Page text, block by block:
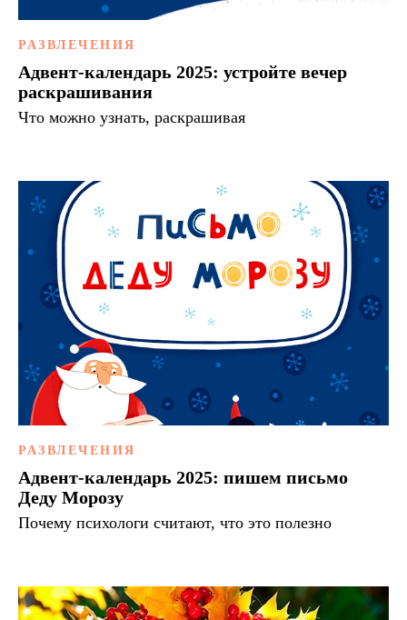
РАЗВЛЕЧЕНИЯ
Адвент-календарь 2025: устройте вечер
раскрашивания
Что можно узнать, раскрашивая
РАЗВЛЕЧЕНИЯ
Адвент-календарь 2025: пишем письмо
Деду Морозу
Почему психологи считают, что это полезно